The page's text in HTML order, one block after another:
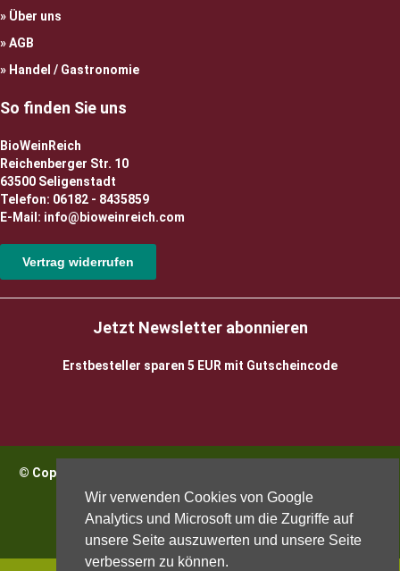
Wir verwenden Cookies von Google
Analytics und Microsoft um die Zugriffe auf
unsere Seite auszuwerten und unsere Seite
verbessern zu können.
Über uns
AGB
Handel / Gastronomie
So finden Sie uns
BioWeinReich
Reichenberger Str. 10
63500 Seligenstadt
Telefon: 06182 - 8435859
E-Mail: info@bioweinreich.com
Vertrag widerrufen
Jetzt Newsletter abonnieren
Erstbesteller sparen 5 EUR mit Gutscheincode
© Copyright 2026 BioWeinReich. Alle Rechte vorbehalten |
Impressum